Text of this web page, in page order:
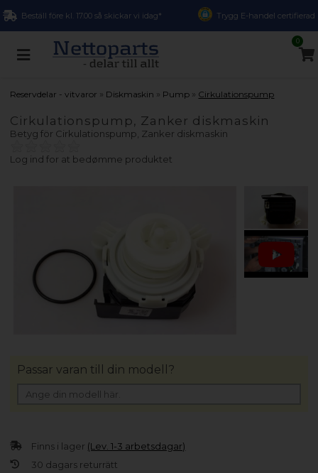
Beställ före kl. 17.00 så skickar vi idag* Trygg E-handel certifierad
0
Reservdelar - vitvaror » Diskmaskin » Pump » Cirkulationspump
Cirkulationspump, Zanker diskmaskin
Betyg för Cirkulationspump, Zanker diskmaskin
Log ind for at bedømme produktet
Finns i lager (Lev. 1-3 arbetsdagar)
30 dagars returrätt
Passar varan till din modell?